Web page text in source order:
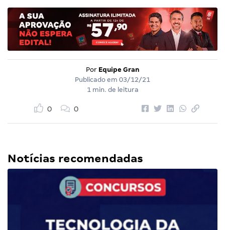
Por Equipe Gran
Publicado em 03/12/21
1 min. de leitura
0 0
Notícias recomendadas